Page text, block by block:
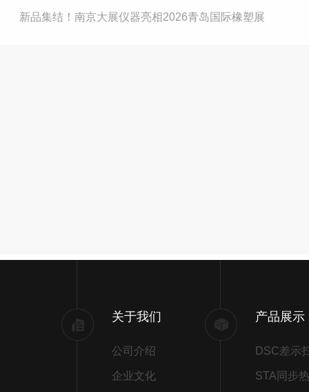
新品集结！南京大展仪器亮相2026青岛国际橡塑展
关于我们
公司介绍
企业文化
产品展示